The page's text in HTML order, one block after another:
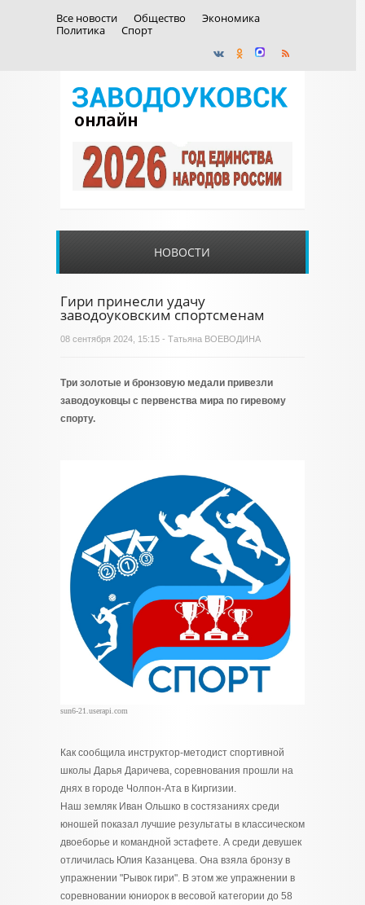
Все новости Общество
Экономика
Политика
Спорт
НОВОСТИ
Гири принесли удачу
заводоуковским спортсменам
08 сентября 2024, 15:15 - Татьяна ВОЕВОДИНА
Три золотые и бронзовую медали привезли
заводоуковцы с первенства мира по гиревому
спорту.
sun6-21.userapi.com
Как сообщила инструктор-методист спортивной
школы Дарья Даричева, соревнования прошли на
днях в городе Чолпон-Ата в Киргизии.
Наш земляк Иван Ольшко в состязаниях среди
юношей показал лучшие результаты в классическом
двоеборье и командной эстафете. А среди девушек
отличилась Юлия Казанцева. Она взяла бронзу в
упражнении "Рывок гири". В этом же упражнении в
соревновании юниорок в весовой категории до 58